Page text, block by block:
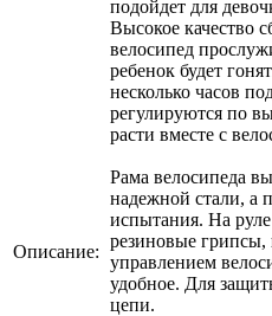
Описание:
подойдет для
Высокое качество
велосипед
ребенок будет
несколько часов
регулируются по
расти вместе с
Рама велосипеда
надежной стали, а
испытания. На
резиновые
управлением
удобное. Для
цепи.